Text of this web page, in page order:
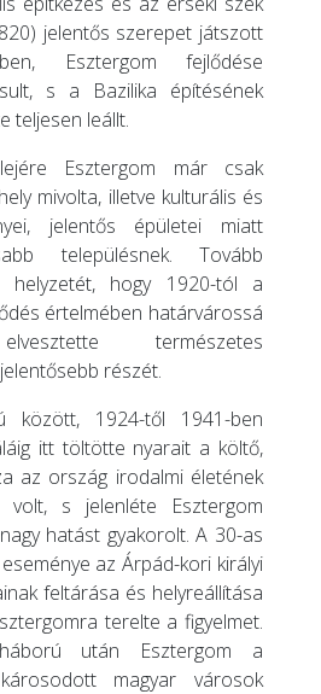
jelentős szerepet játszott
Esztergom fejlődése
s a Bazilika építésének
teljesen leállt.
Esztergom már csak
mivolta, illetve kulturális és
jelentős épületei miatt
településnek. Tovább
hogy 1920-tól a
értelmében határvárossá
természetes
részét.
között, 1924-től 1941-ben
itt töltötte nyarait a költő,
az ország irodalmi életének
volt, s jelenléte Esztergom
hatást gyakorolt. A 30-as
az Árpád-kori királyi
feltárása és helyreállítása
terelte a figyelmet.
után Esztergom a
magyar városok